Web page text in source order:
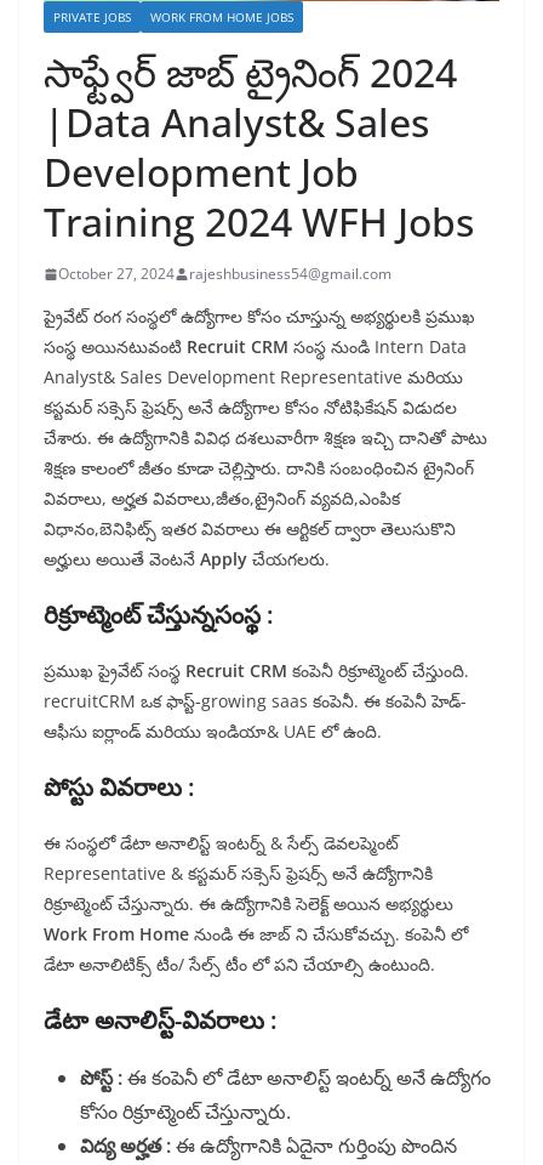
PRIVATE JOBS WORK FROM HOME JOBS
సాఫ్ట్వేర్ జాబ్ ట్రైనింగ్ 2024
|Data Analyst& Sales
Development Job
Training 2024 WFH Jobs
October 27, 2024 rajeshbusiness54@gmail.com
ప్రైవేట్ రంగ సంస్థలో ఉద్యోగాల కోసం చూస్తున్న అభ్యర్థులకి ప్రముఖ
సంస్థ అయినటువంటి Recruit CRM సంస్థ నుండి Intern Data
Analyst& Sales Development Representative మరియు
కస్టమర్ సక్సెస్ ఫ్రెషర్స్ అనే ఉద్యోగాల కోసం నోటిఫికేషన్ విడుదల
చేశారు. ఈ ఉద్యోగానికి వివిధ దశలువారీగా శిక్షణ ఇచ్చి దానితో పాటు
శిక్షణ కాలంలో జీతం కూడా చెల్లిస్తారు. దానికి సంబంధించిన ట్రైనింగ్
వివరాలు, అర్హత వివరాలు,జీతం,ట్రైనింగ్ వ్యవది,ఎంపిక
విధానం,బెనిఫిట్స్ ఇతర వివరాలు ఈ ఆర్టికల్ ద్వారా తెలుసుకొని
అర్హులు అయితే వెంటనే Apply చేయగలరు.
రిక్రూట్మెంట్ చేస్తున్నసంస్థ :
ప్రముఖ ప్రైవేట్ సంస్థ Recruit CRM కంపెనీ రిక్రూట్మెంట్ చేస్తుంది.
recruitCRM ఒక ఫాస్ట్-growing saas కంపెనీ. ఈ కంపెనీ హెడ్-
ఆఫీసు ఐర్లాండ్ మరియు ఇండియా& UAE లో ఉంది.
పోస్టు వివరాలు :
ఈ సంస్థలో డేటా అనాలిస్ట్ ఇంటర్న్ & సేల్స్ డెవలప్మెంట్
Representative & కస్టమర్ సక్సెస్ ఫ్రెషర్స్ అనే ఉద్యోగానికి
రిక్రూట్మెంట్ చేస్తున్నారు. ఈ ఉద్యోగానికి సెలెక్ట్ అయిన అభ్యర్థులు
Work From Home నుండి ఈ జాబ్ ని చేసుకోవచ్చు. కంపెనీ లో
డేటా అనాలిటిక్స్ టీం/ సేల్స్ టీం లో పని చేయాల్సి ఉంటుంది.
డేటా అనాలిస్ట్-వివరాలు :
పోస్ట్ :ఈ కంపెనీ లో డేటా అనాలిస్ట్ ఇంటర్న్ అనే ఉద్యోగం
కోసం రిక్రూట్మెంట్ చేస్తున్నారు.
విద్య అర్హత :ఈ ఉద్యోగానికి ఏదైనా గుర్తింపు పొందిన